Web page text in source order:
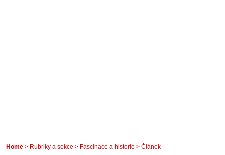
Home > Rubriky a sekce > Fascinace a historie > Článek